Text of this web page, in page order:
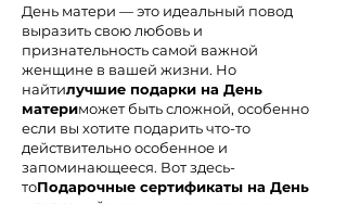
День матери — это идеальный повод
выразить свою любовь и
признательность самой важной
женщине в вашей жизни. Но
найтилучшие подарки на День
материможет быть сложной, особенно
если вы хотите подарить что-то
действительно особенное и
запоминающееся. Вот здесь-
тоПодарочные сертификаты на День